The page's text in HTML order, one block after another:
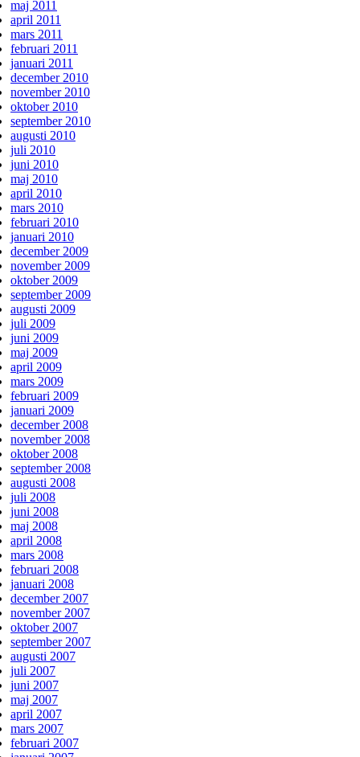
maj 2011
april 2011
mars 2011
februari 2011
januari 2011
december 2010
november 2010
oktober 2010
september 2010
augusti 2010
juli 2010
juni 2010
maj 2010
april 2010
mars 2010
februari 2010
januari 2010
december 2009
november 2009
oktober 2009
september 2009
augusti 2009
juli 2009
juni 2009
maj 2009
april 2009
mars 2009
februari 2009
januari 2009
december 2008
november 2008
oktober 2008
september 2008
augusti 2008
juli 2008
juni 2008
maj 2008
april 2008
mars 2008
februari 2008
januari 2008
december 2007
november 2007
oktober 2007
september 2007
augusti 2007
juli 2007
juni 2007
maj 2007
april 2007
mars 2007
februari 2007